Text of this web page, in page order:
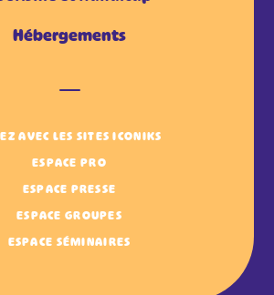
Hébergements
AVEC LES SITES ICONIKS
ESPACE PRO
ESPACE PRESSE
ESPACE GROUPES
ESPACE SÉMINAIRES